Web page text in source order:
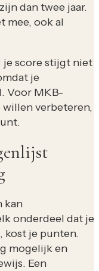
dan twee jaar.
mee, ook al
je score stijgt niet
je
Voor MKB-
willen verbeteren,
kan
onderdeel dat je
kost je punten.
mogelijk en
Een